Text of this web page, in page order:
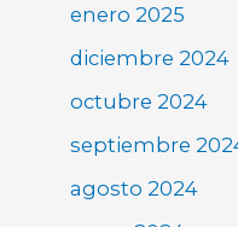
enero 2025
diciembre 2024
octubre 2024
septiembre
agosto 2024